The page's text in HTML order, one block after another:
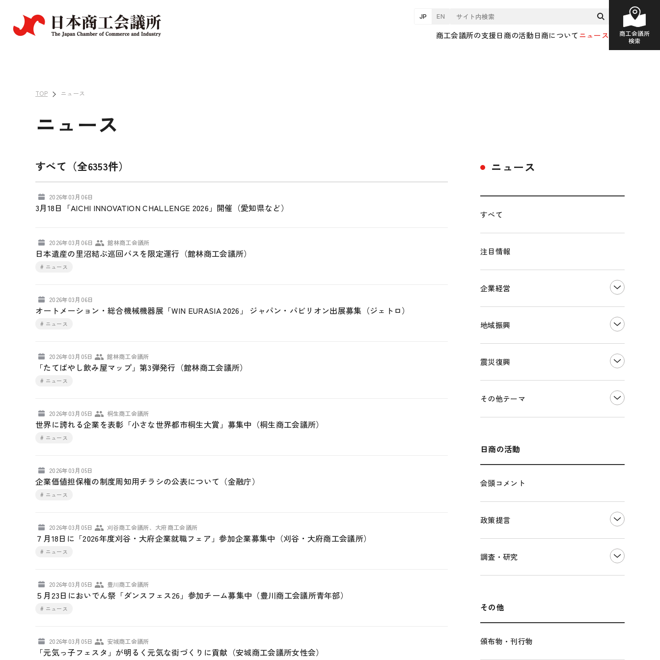
JP EN
商工会議所の支援日商の活動日商についてニュース
商工会議所
検索
TOP ニュース
ニュース
すべて（全6353件）
2026年03月06日
3月18日「AICHI INNOVATION CHALLENGE 2026」開催（愛知県など）
2026年03月06日 館林商工会議所
日本遺産の里沼結ぶ巡回バスを限定運行（館林商工会議所）
# ニュース
2026年03月06日
オートメーション・総合機械機器展「WIN EURASIA 2026」 ジャパン・パビリオン出展募集（ジェトロ）
# ニュース
2026年03月05日 館林商工会議所
「たてばやし飲み屋マップ」第3弾発行（館林商工会議所）
# ニュース
2026年03月05日 桐生商工会議所
世界に誇れる企業を表彰「小さな世界都市桐生大賞」募集中（桐生商工会議所）
# ニュース
2026年03月05日
企業価値担保権の制度周知用チラシの公表について（金融庁）
# ニュース
2026年03月05日 刈谷商工会議所、大府商工会議所
７月18日に「2026年度刈谷・大府企業就職フェア」参加企業募集中（刈谷・大府商工会議所）
# ニュース
2026年03月05日 豊川商工会議所
５月23日においでん祭「ダンスフェス26」参加チーム募集中（豊川商工会議所青年部）
# ニュース
2026年03月05日 安城商工会議所
「元気っ子フェスタ」が明るく元気な街づくりに貢献（安城商工会議所女性会）
ニュース
すべて
注目情報
企業経営
地域振興
震災復興
その他テーマ
多様な人材の活躍推進
各種制度・助成金
パートナーシップ構築宣言
海外展開イニシアティブ
輸出管理体制構築支援
日商の活動
会頭コメント
政策提言
国土強靭化・社会基盤整備・震災復興
調査・研究
その他
頒布物・刊行物